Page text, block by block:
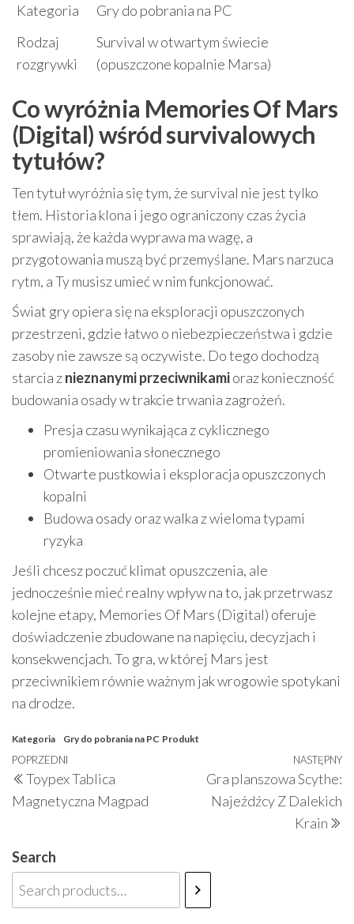
Kategoria
Gry do pobrania na PC
Rodzaj
rozgrywki
Survival w otwartym świecie
(opuszczone kopalnie Marsa)
Co wyróżnia Memories Of Mars
(Digital) wśród survivalowych
tytułów?
Ten tytuł wyróżnia się tym, że survival nie jest tylko
tłem. Historia klona i jego ograniczony czas życia
sprawiają, że każda wyprawa ma wagę, a
przygotowania muszą być przemyślane. Mars narzuca
rytm, a Ty musisz umieć w nim funkcjonować.
Świat gry opiera się na eksploracji opuszczonych
przestrzeni, gdzie łatwo o niebezpieczeństwa i gdzie
zasoby nie zawsze są oczywiste. Do tego dochodzą
starcia znieznanymi przeciwnikamioraz konieczność
budowania osady w trakcie trwania zagrożeń.
Presja czasu wynikająca z cyklicznego
promieniowania słonecznego
Otwarte pustkowia i eksploracja opuszczonych
kopalni
Budowa osady oraz walka z wieloma typami
ryzyka
Jeśli chcesz poczuć klimat opuszczenia, ale
jednocześnie mieć realny wpływ na to, jak przetrwasz
kolejne etapy, Memories Of Mars (Digital) oferuje
doświadczenie zbudowane na napięciu, decyzjach i
konsekwencjach. To gra, w której Mars jest
przeciwnikiem równie ważnym jak wrogowie spotykani
na drodze.
Kategoria Gry do pobrania na PC Produkt
Nawigacja
wpisu
Poprzedni
wpis
POPRZEDNI
Toypex Tablica
Magnetyczna Magpad
NASTĘPNY
Gra planszowa Scythe:
Najeźdźcy Z Dalekich
Krain
Search